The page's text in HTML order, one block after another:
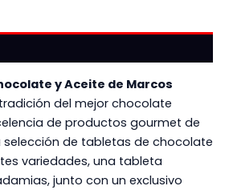
y Aceite de Marcos
del mejor chocolate
de productos gourmet de
selección de tabletas de chocolate
variedades, una tableta
junto con un exclusivo